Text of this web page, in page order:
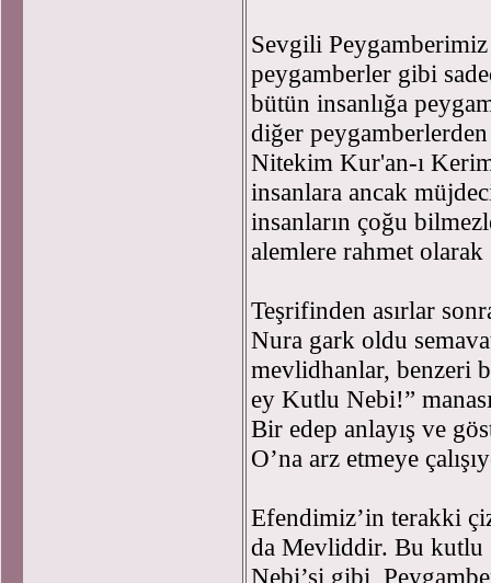
Sevgili
peygamberler gibi
bütün insanlığa
diğer
Nitekim Kur'an-ı
insanlara ancak
insanların çoğu
alemlere rahmet
Teşrifinden asırlar
Nura gark oldu
mevlidhanlar, benzeri
ey Kutlu Nebi!”
Bir edep anlayış ve
O’na arz etmeye
Efendimiz’in terakki
da Mevliddir. Bu kutlu
Nebi’si gibi,